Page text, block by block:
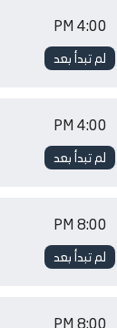
4:00 PM
لم تبدأ بعد
4:00 PM
لم تبدأ بعد
8:00 PM
لم تبدأ بعد